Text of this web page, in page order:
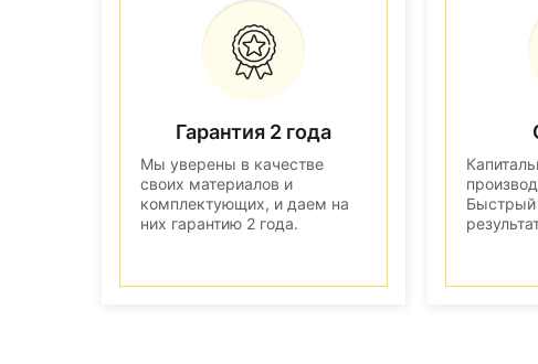
Гарантия 2 года
Мы уверены в качестве
своих материалов и
комплектующих, и даем на
них гарантию 2 года.
Быстрый